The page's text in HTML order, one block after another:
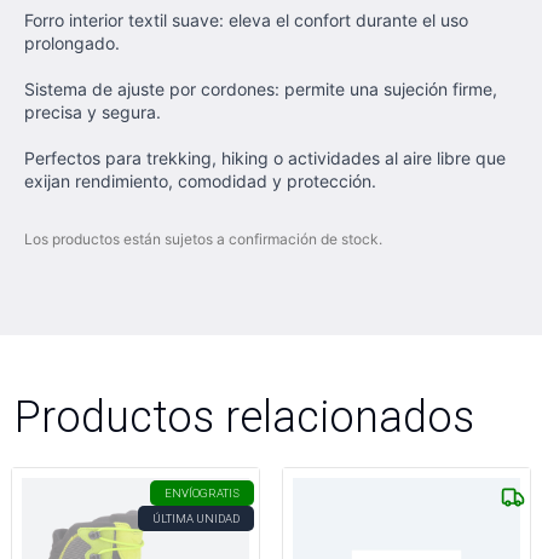
Forro interior textil suave: eleva el confort durante el uso
prolongado.
Sistema de ajuste por cordones: permite una sujeción firme,
precisa y segura.
Perfectos para trekking, hiking o actividades al aire libre que
exijan rendimiento, comodidad y protección.
Los productos están sujetos a confirmación de stock.
Productos relacionados
ENVÍOGRATIS
ÚLTIMA UNIDAD